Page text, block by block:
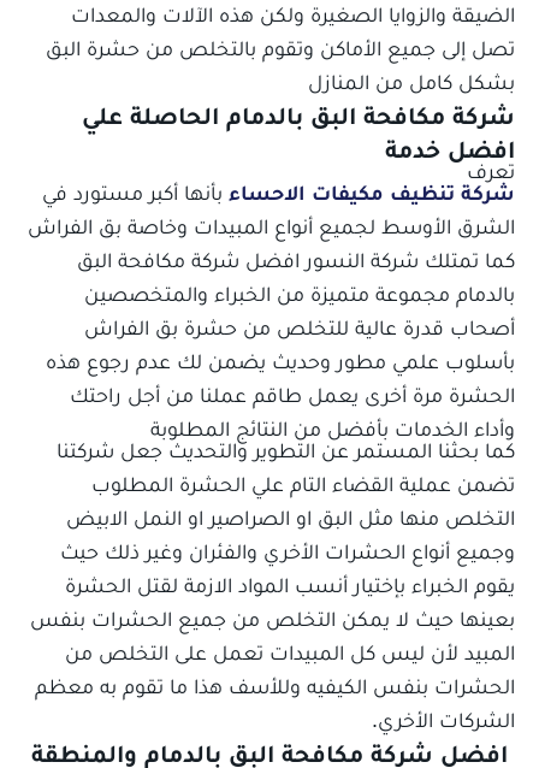
الضيقة والزوايا الصغيرة ولكن هذه الآلات والمعدات
تصل إلى جميع الأماكن وتقوم بالتخلص من حشرة البق
بشكل كامل من المنازل
شركة مكافحة البق بالدمام الحاصلة علي
افضل خدمة
تعرف
شركة تنظيف مكيفات الاحساء بأنها أكبر مستورد في
الشرق الأوسط لجميع أنواع المبيدات وخاصة بق الفراش
كما تمتلك شركة النسور افضل شركة مكافحة البق
بالدمام مجموعة متميزة من الخبراء والمتخصصين
أصحاب قدرة عالية للتخلص من حشرة بق الفراش
بأسلوب علمي مطور وحديث يضمن لك عدم رجوع هذه
الحشرة مرة أخرى يعمل طاقم عملنا من أجل راحتك
وأداء الخدمات بأفضل من النتائج المطلوبة
كما بحثنا المستمر عن التطوير والتحديث جعل شركتنا
تضمن عملية القضاء التام علي الحشرة المطلوب
التخلص منها مثل البق او الصراصير او النمل الابيض
وجميع أنواع الحشرات الأخري والفئران وغير ذلك حيث
يقوم الخبراء بإختيار أنسب المواد الازمة لقتل الحشرة
بعينها حيث لا يمكن التخلص من جميع الحشرات بنفس
المبيد لأن ليس كل المبيدات تعمل على التخلص من
الحشرات بنفس الكيفيه وللأسف هذا ما تقوم به معظم
الشركات الأخري.
افضل شركة مكافحة البق بالدمام والمنطقة